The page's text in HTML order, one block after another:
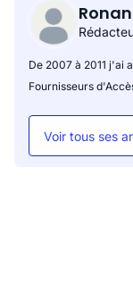
De 2007 à 2011 j'ai
Fournisseurs
Voir tous ses